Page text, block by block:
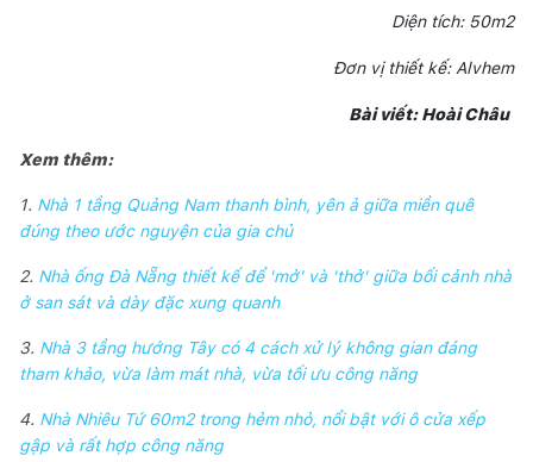
Diện tích: 50m2
Đơn vị thiết kế: Alvhem
Bài viết: Hoài Châu
Xem thêm:
1. Nhà 1 tầng Quảng Nam thanh bình, yên ả giữa miền quê
đúng theo ước nguyện của gia chủ
2. Nhà ống Đà Nẵng thiết kế để 'mở' và 'thở' giữa bối cảnh nhà
ở san sát và dày đặc xung quanh
3. Nhà 3 tầng hướng Tây có 4 cách xử lý không gian đáng
tham khảo, vừa làm mát nhà, vừa tối ưu công năng
4. Nhà Nhiêu Tứ 60m2 trong hẻm nhỏ, nổi bật với ô cửa xếp
gập và rất hợp công năng